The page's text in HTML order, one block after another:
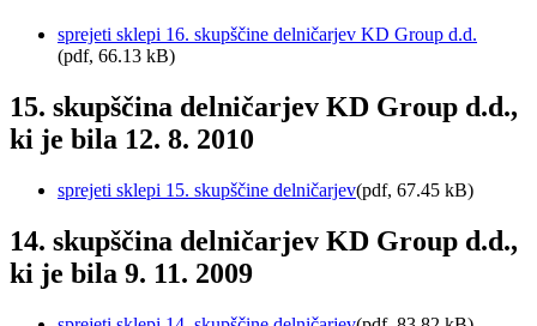
sprejeti sklepi 16. skupščine delničarjev KD Group d.d.
(pdf, 66.13 kB)
15. skupščina delničarjev KD Group d.d.,
ki je bila 12. 8. 2010
sprejeti sklepi 15. skupščine delničarjev(pdf, 67.45 kB)
14. skupščina delničarjev KD Group d.d.,
ki je bila 9. 11. 2009